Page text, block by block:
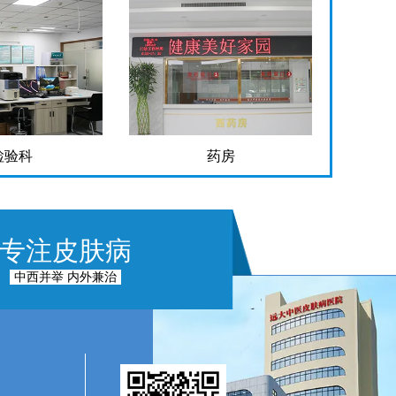
验科 药房
专注皮肤病
中西并举 内外兼治